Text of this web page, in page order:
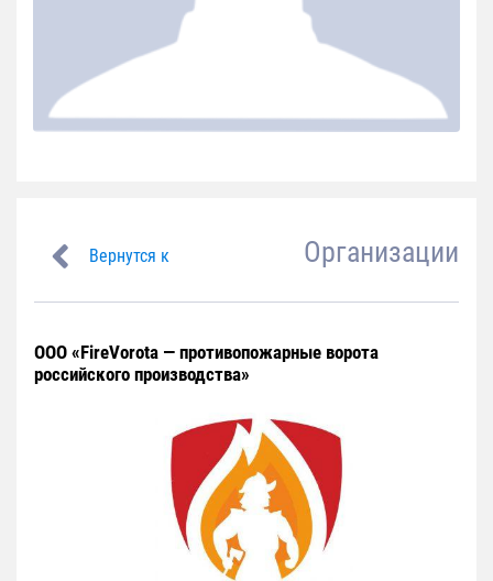
Вернутся к Организации
ООО «FireVorota — противопожарные ворота
российского производства»